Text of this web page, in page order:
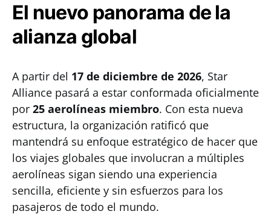
El nuevo panorama de la
alianza global
A partir del 17 de diciembre de 2026, Star
Alliance pasará a estar conformada oficialmente
por 25 aerolíneas miembro. Con esta nueva
estructura, la organización ratificó que
mantendrá su enfoque estratégico de hacer que
los viajes globales que involucran a múltiples
aerolíneas sigan siendo una experiencia
sencilla, eficiente y sin esfuerzos para los
pasajeros de todo el mundo.